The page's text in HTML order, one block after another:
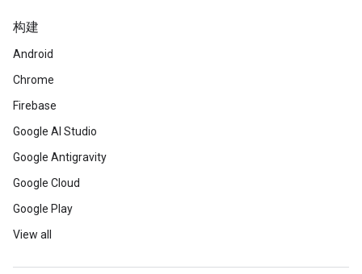
构建
Android
Chrome
Firebase
Google AI Studio
Google Antigravity
Google Cloud
Google Play
View all